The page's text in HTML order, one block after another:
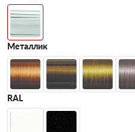
Металлик
RAL